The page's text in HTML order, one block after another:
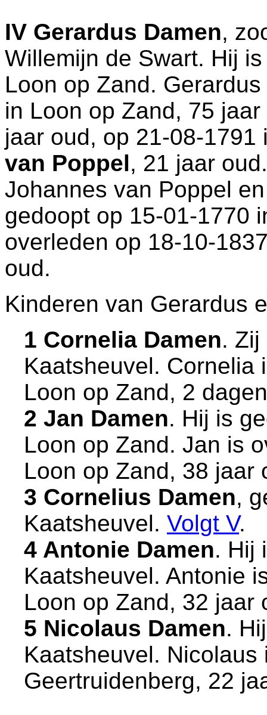
IV Gerardus Damen,
Willemijn de Swart. Hij
Loon op Zand.
in Loon op Zand, 75
jaar oud, op 21-08-
van Poppel, 21 jaar
Johannes van Poppel
gedoopt op 15-01-1770
overleden op 18-10-
oud.
Kinderen van Gerardus
1 Cornelia Damen. Zij
Kaatsheuvel. Cornelia
Loon op Zand, 2
2 Jan Damen. Hij is
Loon op Zand. Jan is
Loon op Zand, 38 jaar
3 Cornelius Damen,
Kaatsheuvel. Volgt V.
4 Antonie Damen. Hij
Kaatsheuvel. Antonie
Loon op Zand, 32 jaar
5 Nicolaus Damen.
Kaatsheuvel. Nicolaus
Geertruidenberg, 22